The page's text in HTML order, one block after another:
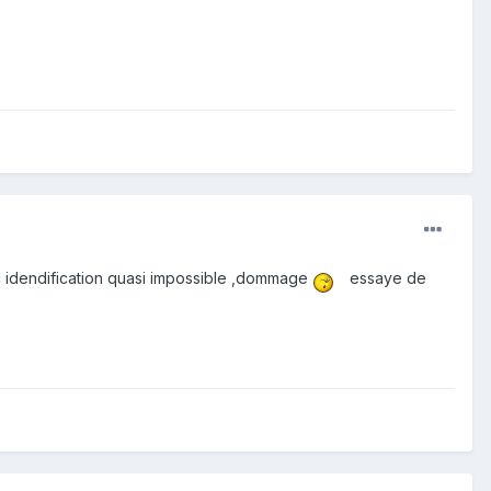
quasi impossible ,dommage
essaye de